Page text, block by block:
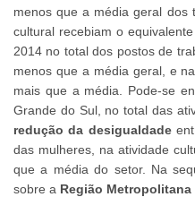
menos que a média geral dos
cultural recebiam o
2014 no total dos postos de
menos que a média geral, e
mais que a média. Pode-se
Grande do Sul, no total das
redução da desigualdade
das mulheres, na atividade
que a média do setor. Na
sobre a Região Metropolitana